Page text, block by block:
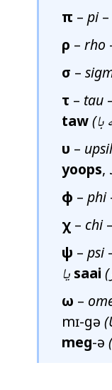
π – pi–
ρ – rho
σ –
τ – tau
taw
υ –
yoops,
φ – phi
χ – chi–
ψ – psi
یا saai
ω –
mɪ-gə
meg-ə